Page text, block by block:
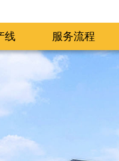
线 服务流程